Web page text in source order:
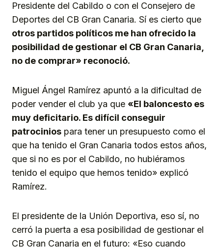
Presidente del Cabildo o con el Consejero de
Deportes del CB Gran Canaria. Sí es cierto que
otros partidos políticos me han ofrecido la
posibilidad de gestionar el CB Gran Canaria,
no de comprar» reconoció.
Miguel Ángel Ramírez apuntó a la dificultad de
poder vender el club ya que «El baloncesto es
muy deficitario. Es difícil conseguir
patrocinios para tener un presupuesto como el
que ha tenido el Gran Canaria todos estos años,
que si no es por el Cabildo, no hubiéramos
tenido el equipo que hemos tenido» explicó
Ramírez.
El presidente de la Unión Deportiva, eso sí, no
cerró la puerta a esa posibilidad de gestionar el
CB Gran Canaria en el futuro: «Eso cuando